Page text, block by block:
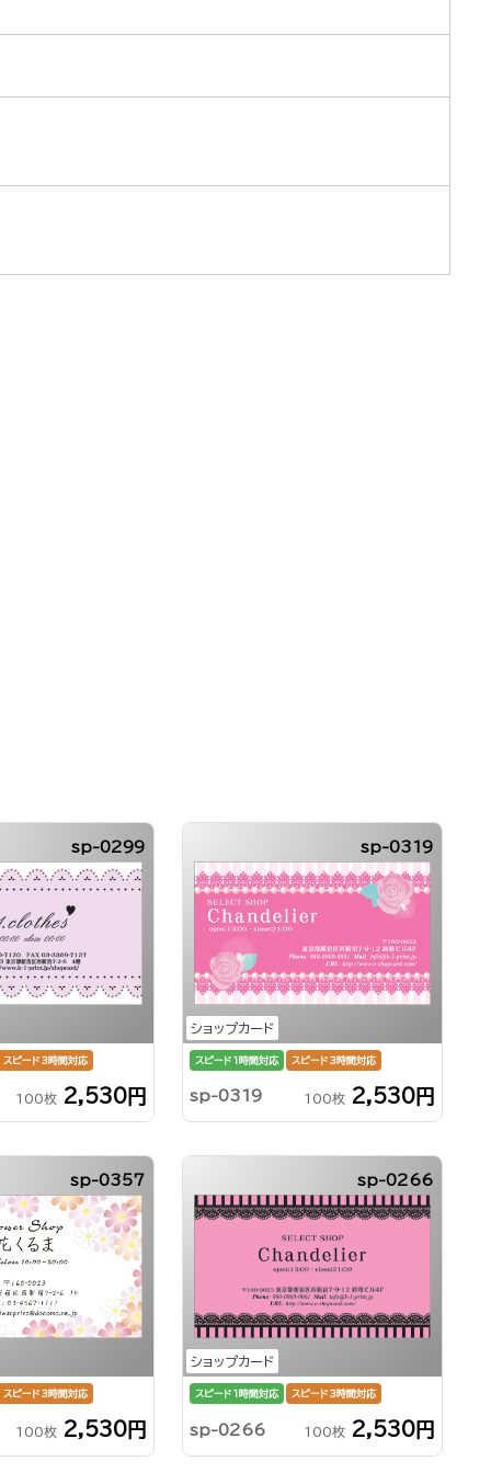
sp-0299
スピード3時間対応
100枚 2,530円
ショップカード
sp-0319
スピード1時間対応 スピード3時間対応
sp-0319 100枚 2,530円
sp-0357
スピード3時間対応
100枚 2,530円
ショップカード
sp-0266
スピード1時間対応 スピード3時間対応
sp-0266 100枚 2,530円